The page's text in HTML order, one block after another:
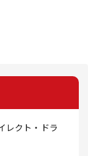
レクト・ドラ